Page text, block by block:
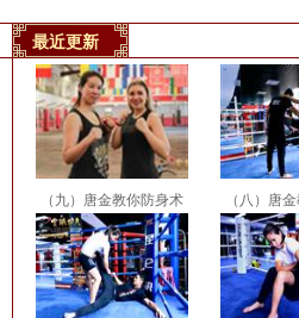
最近更新
（九）唐金教你防身术 （八）唐